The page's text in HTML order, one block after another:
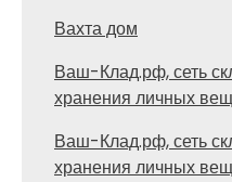
Вахта дом
Ваш-Клад.рф, сеть
хранения личных
Ваш-Клад.рф, сеть
хранения личных